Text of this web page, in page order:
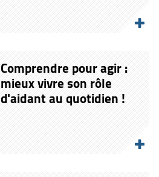
Comprendre pour agir :
mieux vivre son rôle
d'aidant au quotidien !